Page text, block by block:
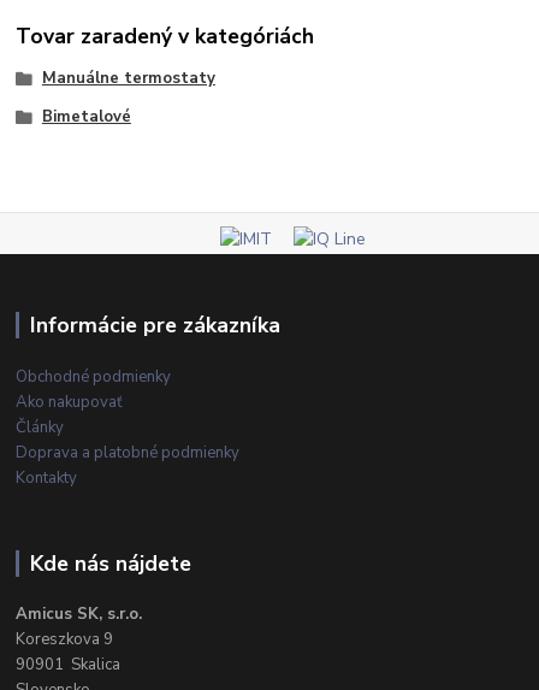
Tovar zaradený v kategóriách
Manuálne termostaty
Bimetalové
Informácie pre zákazníka
Obchodné podmienky
Ako nakupovať
Články
Doprava a platobné podmienky
Kontakty
Kde nás nájdete
Amicus SK, s.r.o.
Koreszkova 9
90901 Skalica